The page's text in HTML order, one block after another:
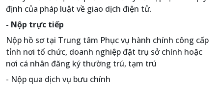
định của pháp luật về giao dịch điện tử.
- Nộp trực tiếp
Nộp hồ sơ tại Trung tâm Phục vụ hành chính công cấp
tỉnh nơi tổ chức, doanh nghiệp đặt trụ sở chính hoặc
nơi cá nhân đăng ký thường trú, tạm trú
- Nộp qua dịch vụ bưu chính